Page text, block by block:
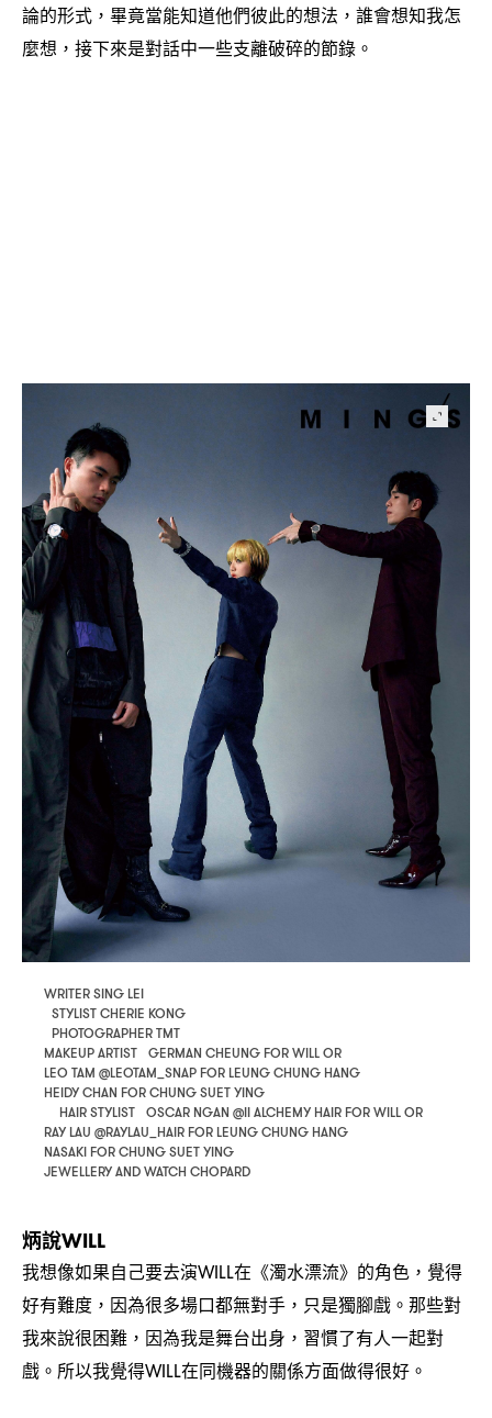
論的形式 ， 畢竟當能知道他們彼此的想法 ， 誰會想知我怎
麼想 ， 接下來是對話中一些支離破碎的節錄。
WRITER SING LEI
STYLIST CHERIE KONG
PHOTOGRAPHER TMT
MAKEUP ARTIST GERMAN CHEUNG FOR WILL OR
LEO TAM @LEOTAM_SNAP FOR LEUNG CHUNG HANG
HEIDY CHAN FOR CHUNG SUET YING
HAIR STYLIST OSCAR NGAN @II ALCHEMY HAIR FOR WILL OR
RAY LAU @RAYLAU_HAIR FOR LEUNG CHUNG HANG
NASAKI FOR CHUNG SUET YING
JEWELLERY AND WATCH CHOPARD
炳說WILL
我想像如果自己要去演WILL在《濁水漂流》的角色 ， 覺得
好有難度 ， 因為很多場口都無對手 ， 只是獨腳戲。那些對
我來說很困難 ， 因為我是舞台出身 ， 習慣了有人一起對
戲。所以我覺得WILL在同機器的關係方面做得很好。